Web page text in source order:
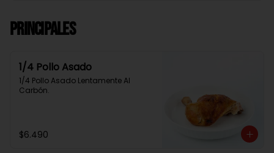
Principales
1/4 Pollo Asado
1/4 Pollo Asado Lentamente Al
Carbón.
$6.490